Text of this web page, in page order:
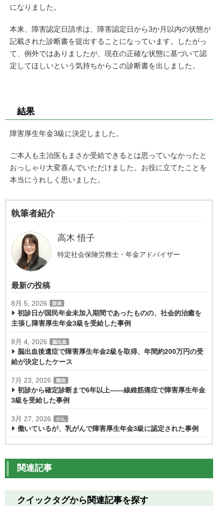
になりました。
本来、障害認定日請求は、障害認定日から3か月以内の状態が
記載された診断書を提出することになっています。したがっ
て、例外ではありましたが、現在の正確な状態に基づいて認
定してほしいという気持ちからこの診断書を出しました。
結果
障害厚生年金3級に決定しました。
ご本人も主治医もまさか受給できるとは思っていなかったと
おっしゃり大変喜んでいただけました。お役に立てたことを
本当にうれしく思いました。
執筆者紹介
高木 悟子
特定社会保険労務士・年金アドバイザー
最新の投稿
8月 5, 2026 肢体
初診日が国民年金未加入期間であったものの、社会的治癒を
主張し障害厚生年金3級を受給した事例
8月 4, 2026 脳出血
脳出血後遺症で障害厚生年金2級を取得、年間約200万円の受
給が決定したケース
7月 23, 2026 難病
初診から確定診断まで6年以上――線維筋痛症で障害厚生年金
3級を受給した事例
3月 27, 2026 がん
働いているが、乳がんで障害厚生年金3級に認定された事例
関連記事
クイックタグから関連記事を探す